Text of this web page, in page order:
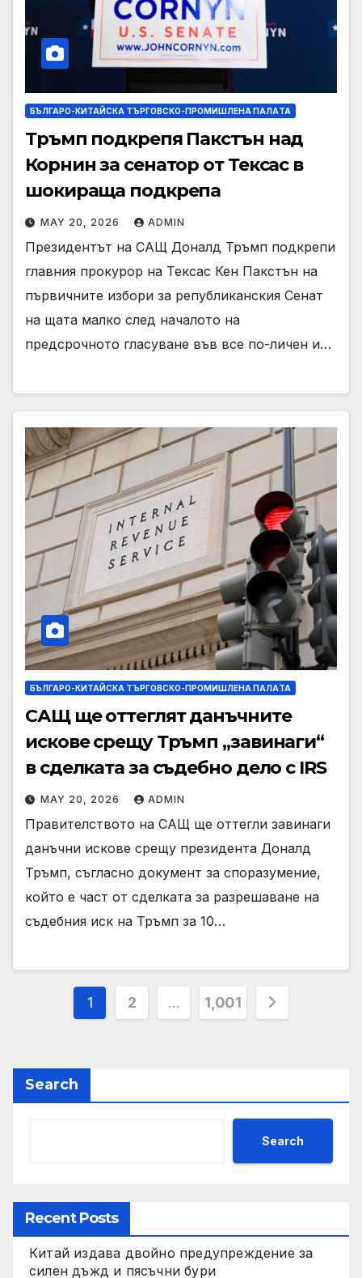
БЪЛГАРО-КИТАЙСКА ТЪРГОВСКО-ПРОМИШЛЕНА ПАЛAТА
Тръмп подкрепя Пакстън над
Корнин за сенатор от Тексас в
шокираща подкрепа
MAY 20, 2026 ADMIN
Президентът на САЩ Доналд Тръмп подкрепи
главния прокурор на Тексас Кен Пакстън на
първичните избори за републиканския Сенат
на щата малко след началото на
предсрочното гласуване във все по-личен и…
БЪЛГАРО-КИТАЙСКА ТЪРГОВСКО-ПРОМИШЛЕНА ПАЛAТА
САЩ ще оттеглят данъчните
искове срещу Тръмп „завинаги“
в сделката за съдебно дело с IRS
MAY 20, 2026 ADMIN
Правителството на САЩ ще оттегли завинаги
данъчни искове срещу президента Доналд
Тръмп, съгласно документ за споразумение,
който е част от сделката за разрешаване на
съдебния иск на Тръмп за 10…
Posts
1 2 … 1,001
Search
Search
Recent Posts
Китай издава двойно предупреждение за
силен дъжд и пясъчни бури